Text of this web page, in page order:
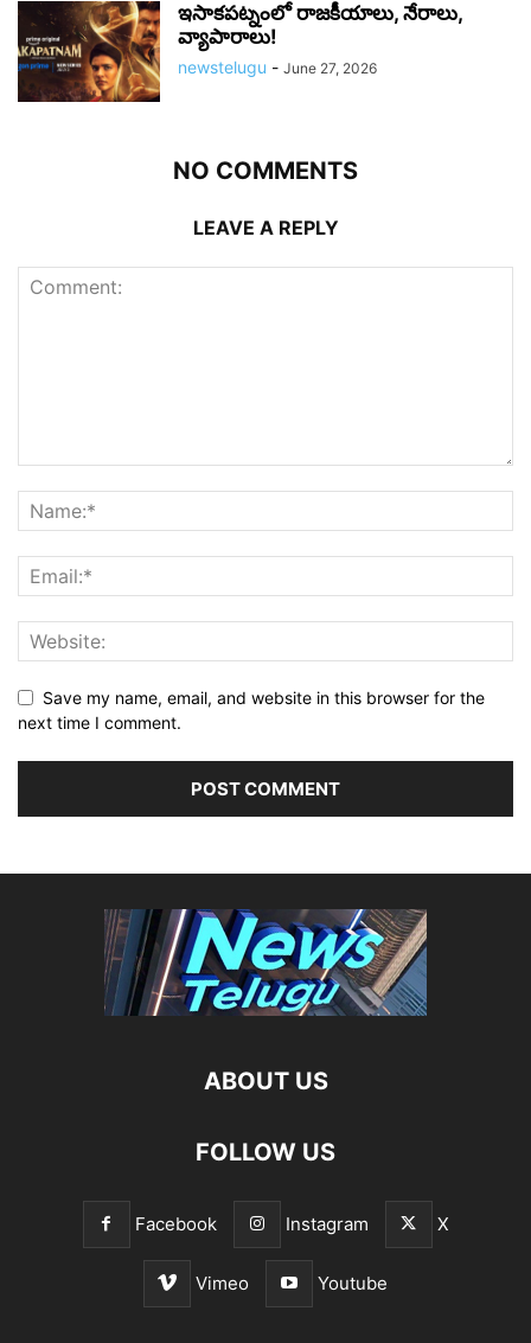
ఇసాకపట్నంలో రాజ‌కీయాలు, నేరాలు,
వ్యాపారాలు!
newstelugu - June 27, 2026
NO COMMENTS
LEAVE A REPLY
Save my name, email, and website in this browser for the
next time I comment.
ABOUT US
FOLLOW US
Facebook Instagram X
Vimeo Youtube